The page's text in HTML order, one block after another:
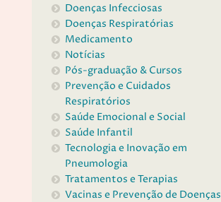
Doenças Infecciosas
Doenças Respiratórias
Medicamento
Notícias
Pós-graduação & Cursos
Prevenção e Cuidados
Respiratórios
Saúde Emocional e Social
Saúde Infantil
Tecnologia e Inovação em
Pneumologia
Tratamentos e Terapias
Vacinas e Prevenção de Doenças